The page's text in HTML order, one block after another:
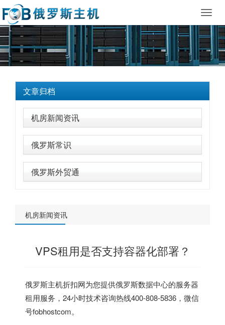
文章归档
机房新闻资讯
俄罗斯常识
俄罗斯外贸通
机房新闻资讯
VPS租用是否支持容器化部署？
俄罗斯主机折扣网为您提供俄罗斯数据中心的服务器
租用服务，24小时技术咨询热线400-808-5836，微信
号fobhostcom。